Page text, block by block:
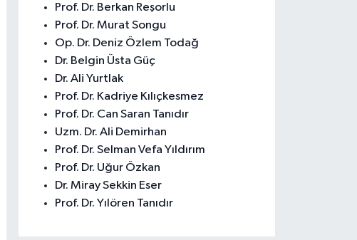
Prof. Dr. Berkan Reşorlu
Prof. Dr. Murat Songu
Op. Dr. Deniz Özlem Todağ
Dr. Belgin Üsta Güç
Dr. Ali Yurtlak
Prof. Dr. Kadriye Kılıçkesmez
Prof. Dr. Can Saran Tanıdır
Uzm. Dr. Ali Demirhan
Prof. Dr. Selman Vefa Yıldırım
Prof. Dr. Uğur Özkan
Dr. Miray Sekkin Eser
Prof. Dr. Yılören Tanıdır